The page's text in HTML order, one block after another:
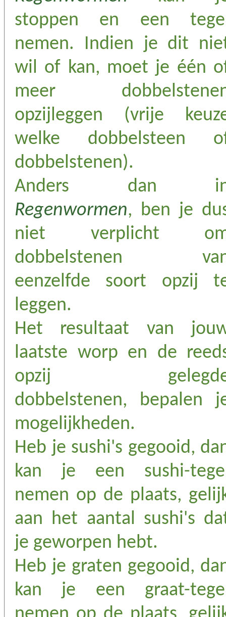
stoppen en een
nemen. Indien je dit
wil of kan, moet je één
meer
opzijleggen (vrije
welke dobbelsteen
dobbelstenen).
Anders dan
Regenwormen, ben je
niet verplicht
dobbelstenen
eenzelfde soort opzij
leggen.
Het resultaat van
laatste worp en de
opzij
dobbelstenen, bepalen
mogelijkheden.
Heb je sushi's gegooid,
kan je een sushi-
nemen op de plaats,
aan het aantal sushi's
je geworpen hebt.
Heb je graten gegooid,
kan je een graat-